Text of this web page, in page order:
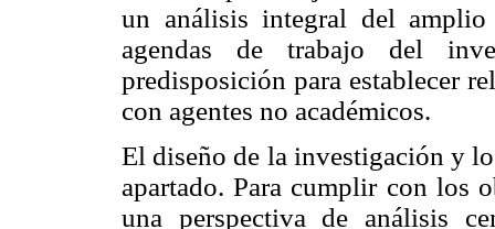
un análisis integral del
agendas de trabajo del
predisposición para establecer
con agentes no académicos.
El diseño de la investigación y
apartado. Para cumplir con los
una perspectiva de análisis